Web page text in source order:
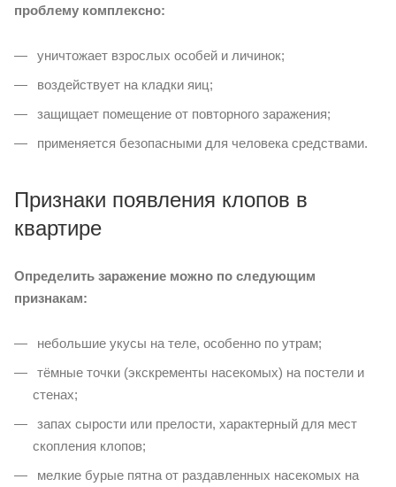
проблему комплексно:
уничтожает взрослых особей и личинок;
воздействует на кладки яиц;
защищает помещение от повторного заражения;
применяется безопасными для человека средствами.
Признаки появления клопов в
квартире
Определить заражение можно по следующим
признакам:
небольшие укусы на теле, особенно по утрам;
тёмные точки (экскременты насекомых) на постели и
стенах;
запах сырости или прелости, характерный для мест
скопления клопов;
мелкие бурые пятна от раздавленных насекомых на